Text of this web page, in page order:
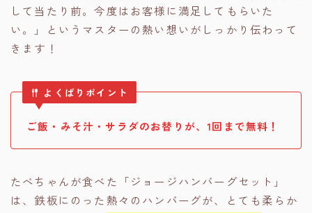
して当たり前。今度はお客様に満足してもらいた
い。」というマスターの熱い想いがしっかり伝わって
きます！
よくばりポイント
ご飯・みそ汁・サラダのお替りが、1回まで無料！
たべちゃんが食べた「ジョージハンバーグセット」
は、鉄板にのった熱々のハンバーグが、とても柔らか